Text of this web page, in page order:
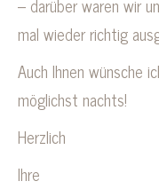
mal wieder richtig
Auch Ihnen wünsche
möglichst nachts!
Herzlich
Ihre